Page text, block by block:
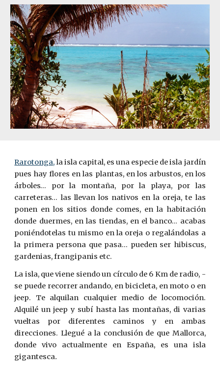
Rarotonga,la isla capital, es una especie de isla jardín
pues hay flores en las plantas, en los arbustos, en los
árboles… por la montaña, por la playa, por las
carreteras… las llevan los nativos en la oreja, te las
ponen en los sitios donde comes, en la habitación
donde duermes, en las tiendas, en el banco… acabas
poniéndotelas tu mismo en la oreja o regalándolas a
la primera ­persona que pasa… pueden ser hibiscus,
gardenias, frangipanis etc.
La isla, que viene siendo un círculo de 6 Km de radio, ­
se puede recorrer andando, en bicicleta, en moto o en
jeep. Te alquilan cualquier medio de locomoción.
Alquilé un jeep y subí hasta las montañas, di varias
vueltas por diferentes caminos y en ambas
direcciones. Llegué a la conclusión de que Mallorca,
donde vivo actualmente en España, es una isla
gigantesca.